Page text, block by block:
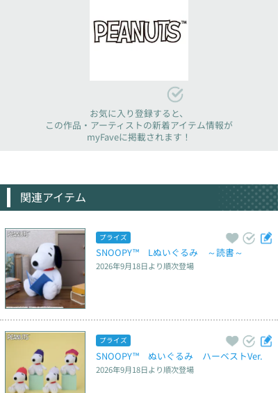
お気に入り登録すると、
この作品・アーティストの新着アイテム情報が
myFaveに掲載されます！
関連アイテム
プライズ
SNOOPY™　Lぬいぐるみ　～読書～
2026年9月18日より順次登場
プライズ
SNOOPY™　ぬいぐるみ　ハーベストVer.
2026年9月18日より順次登場